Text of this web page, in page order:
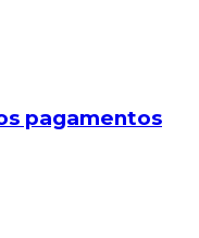
pagamentos